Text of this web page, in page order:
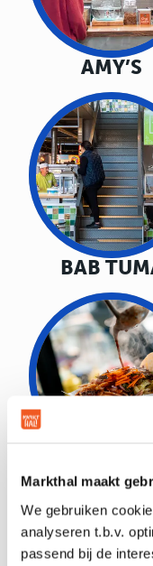
Markthal maakt
We gebruiken
analyseren t.b.v.
passend bij de
AMY’S
BAB
KEBAB